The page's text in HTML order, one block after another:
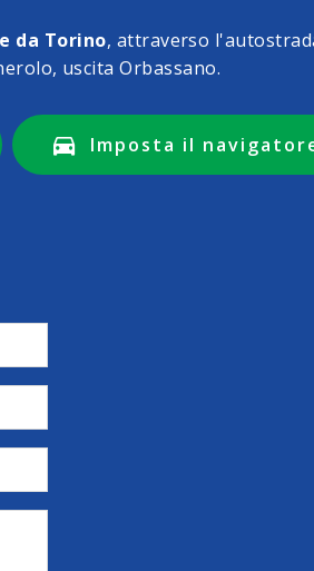
da Torino, attraverso
uscita Orbassano.
Imposta il